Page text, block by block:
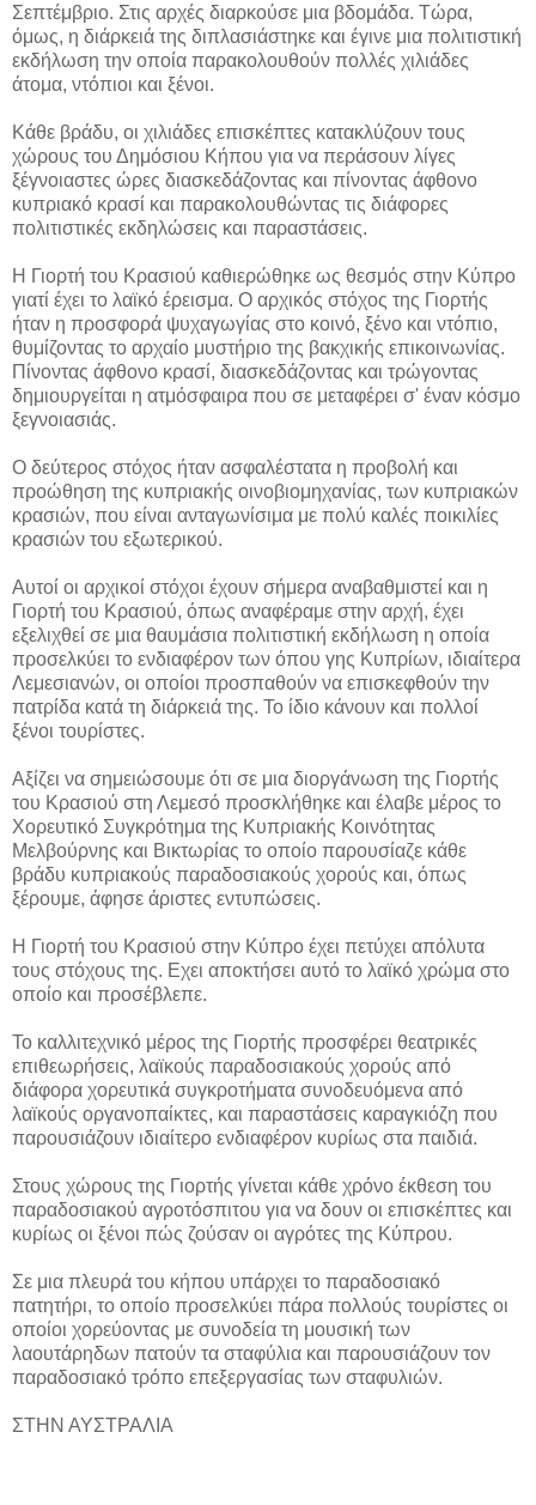
Σεπτέμβριο. Στις αρχές διαρκούσε μια βδομάδα. Τώρα,
όμως, η διάρκειά της διπλασιάστηκε και έγινε μια πολιτιστική
εκδήλωση την οποία παρακολουθούν πολλές χιλιάδες
άτομα, ντόπιοι και ξένοι.
Κάθε βράδυ, οι χιλιάδες επισκέπτες κατακλύζουν τους
χώρους του Δημόσιου Κήπου για να περάσουν λίγες
ξέγνοιαστες ώρες διασκεδάζοντας και πίνοντας άφθονο
κυπριακό κρασί και παρακολουθώντας τις διάφορες
πολιτιστικές εκδηλώσεις και παραστάσεις.
Η Γιορτή του Κρασιού καθιερώθηκε ως θεσμός στην Κύπρο
γιατί έχει το λαϊκό έρεισμα. Ο αρχικός στόχος της Γιορτής
ήταν η προσφορά ψυχαγωγίας στο κοινό, ξένο και ντόπιο,
θυμίζοντας το αρχαίο μυστήριο της βακχικής επικοινωνίας.
Πίνοντας άφθονο κρασί, διασκεδάζοντας και τρώγοντας
δημιουργείται η ατμόσφαιρα που σε μεταφέρει σ' έναν κόσμο
ξεγνοιασιάς.
Ο δεύτερος στόχος ήταν ασφαλέστατα η προβολή και
προώθηση της κυπριακής οινοβιομηχανίας, των κυπριακών
κρασιών, που είναι ανταγωνίσιμα με πολύ καλές ποικιλίες
κρασιών του εξωτερικού.
Αυτοί οι αρχικοί στόχοι έχουν σήμερα αναβαθμιστεί και η
Γιορτή του Κρασιού, όπως αναφέραμε στην αρχή, έχει
εξελιχθεί σε μια θαυμάσια πολιτιστική εκδήλωση η οποία
προσελκύει το ενδιαφέρον των όπου γης Κυπρίων, ιδιαίτερα
Λεμεσιανών, οι οποίοι προσπαθούν να επισκεφθούν την
πατρίδα κατά τη διάρκειά της. Το ίδιο κάνουν και πολλοί
ξένοι τουρίστες.
Αξίζει να σημειώσουμε ότι σε μια διοργάνωση της Γιορτής
του Κρασιού στη Λεμεσό προσκλήθηκε και έλαβε μέρος το
Χορευτικό Συγκρότημα της Κυπριακής Κοινότητας
Μελβούρνης και Βικτωρίας το οποίο παρουσίαζε κάθε
βράδυ κυπριακούς παραδοσιακούς χορούς και, όπως
ξέρουμε, άφησε άριστες εντυπώσεις.
Η Γιορτή του Κρασιού στην Κύπρο έχει πετύχει απόλυτα
τους στόχους της. Εχει αποκτήσει αυτό το λαϊκό χρώμα στο
οποίο και προσέβλεπε.
Το καλλιτεχνικό μέρος της Γιορτής προσφέρει θεατρικές
επιθεωρήσεις, λαϊκούς παραδοσιακούς χορούς από
διάφορα χορευτικά συγκροτήματα συνοδευόμενα από
λαϊκούς οργανοπαίκτες, και παραστάσεις καραγκιόζη που
παρουσιάζουν ιδιαίτερο ενδιαφέρον κυρίως στα παιδιά.
Στους χώρους της Γιορτής γίνεται κάθε χρόνο έκθεση του
παραδοσιακού αγροτόσπιτου για να δουν οι επισκέπτες και
κυρίως οι ξένοι πώς ζούσαν οι αγρότες της Κύπρου.
Σε μια πλευρά του κήπου υπάρχει το παραδοσιακό
πατητήρι, το οποίο προσελκύει πάρα πολλούς τουρίστες οι
οποίοι χορεύοντας με συνοδεία τη μουσική των
λαουτάρηδων πατούν τα σταφύλια και παρουσιάζουν τον
παραδοσιακό τρόπο επεξεργασίας των σταφυλιών.
ΣΤΗΝ ΑΥΣΤΡΑΛΙΑ